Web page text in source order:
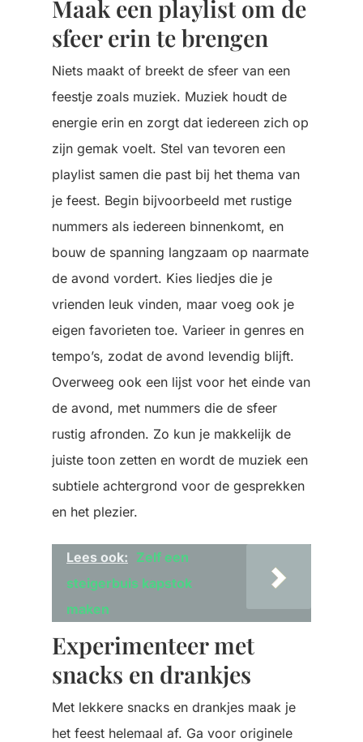
Maak een playlist om de
sfeer erin te brengen
Niets maakt of breekt de sfeer van een
feestje zoals muziek. Muziek houdt de
energie erin en zorgt dat iedereen zich op
zijn gemak voelt. Stel van tevoren een
playlist samen die past bij het thema van
je feest. Begin bijvoorbeeld met rustige
nummers als iedereen binnenkomt, en
bouw de spanning langzaam op naarmate
de avond vordert. Kies liedjes die je
vrienden leuk vinden, maar voeg ook je
eigen favorieten toe. Varieer in genres en
tempo’s, zodat de avond levendig blijft.
Overweeg ook een lijst voor het einde van
de avond, met nummers die de sfeer
rustig afronden. Zo kun je makkelijk de
juiste toon zetten en wordt de muziek een
subtiele achtergrond voor de gesprekken
en het plezier.
Lees ook: Zelf een
steigerbuis kapstok
maken
Experimenteer met
snacks en drankjes
Met lekkere snacks en drankjes maak je
het feest helemaal af. Ga voor originele